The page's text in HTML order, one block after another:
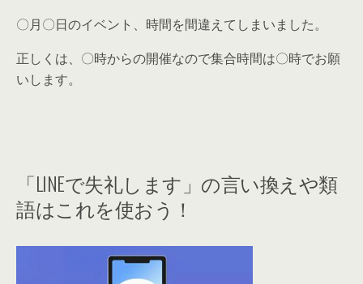
〇月〇日のイベント、時間を間違えてしまいました。
正しくは、〇時からの開催なので集合時間は〇時でお願
いします。
「LINEで失礼します」の言い換えや類
語はこれを使おう！